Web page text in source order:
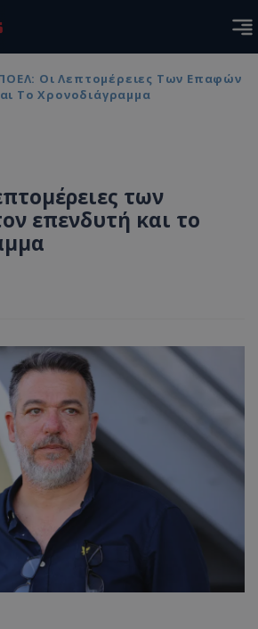
Οι Λεπτομέρειες Των Επαφών
Το Χρονοδιάγραμμα
των
επενδυτή και το